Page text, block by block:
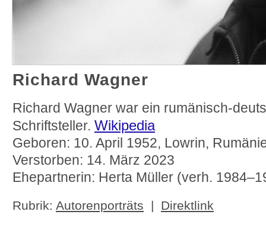
Richard Wagner
Richard Wagner war ein rumänisch-
Schriftsteller. Wikipedia
Geboren: 10. April 1952, Lowrin,
Verstorben: 14. März 2023
Ehepartnerin: Herta Müller (verh.
Rubrik: Autorenporträts | Direktlink